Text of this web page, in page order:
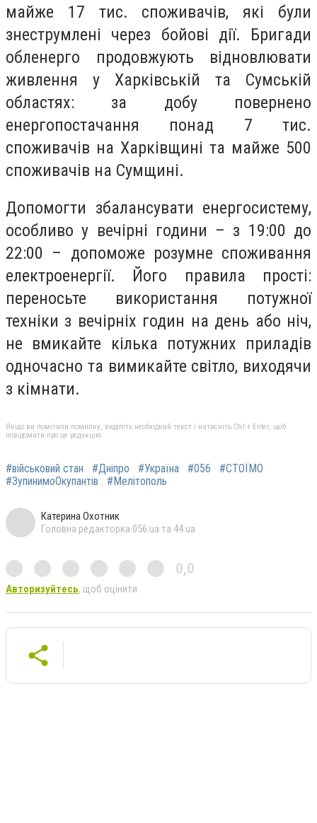
майже 17 тис. споживачів, які були
знеструмлені через бойові дії. Бригади
обленерго продовжують відновлювати
живлення у Харківській та Сумській
областях: за добу повернено
енергопостачання понад 7 тис.
споживачів на Харківщині та майже 500
споживачів на Сумщині.
Допомогти збалансувати енергосистему,
особливо у вечірні години – з 19:00 до
22:00 – допоможе розумне споживання
електроенергії. Його правила прості:
переносьте використання потужної
техніки з вечірніх годин на день або ніч,
не вмикайте кілька потужних приладів
одночасно та вимикайте світло, виходячи
з кімнати.
Якщо ви помітили помилку, виділіть необхідний текст і натисніть Ctrl + Enter, щоб
повідомити про це редакцію
#військовий стан #Дніпро #Україна #056
#СТОЇМО
#ЗупинимоОкупантів
#Мелітополь
Катерина Охотник
Головна редакторка 056.ua та 44.ua
0,0
Авторизуйтесь, щоб оцінити